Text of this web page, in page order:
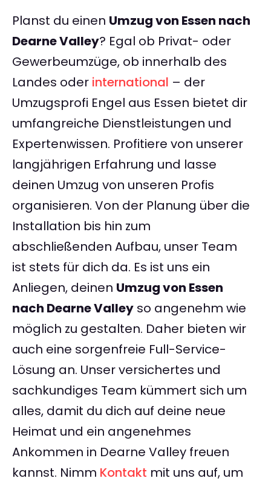
Planst du einen Umzug von Essen nach
Dearne Valley? Egal ob Privat- oder
Gewerbeumzüge, ob innerhalb des
Landes oder international – der
Umzugsprofi Engel aus Essen bietet dir
umfangreiche Dienstleistungen und
Expertenwissen. Profitiere von unserer
langjährigen Erfahrung und lasse
deinen Umzug von unseren Profis
organisieren. Von der Planung über die
Installation bis hin zum
abschließenden Aufbau, unser Team
ist stets für dich da. Es ist uns ein
Anliegen, deinen Umzug von Essen
nach Dearne Valley so angenehm wie
möglich zu gestalten. Daher bieten wir
auch eine sorgenfreie Full-Service-
Lösung an. Unser versichertes und
sachkundiges Team kümmert sich um
alles, damit du dich auf deine neue
Heimat und ein angenehmes
Ankommen in Dearne Valley freuen
kannst. Nimm Kontakt mit uns auf, um